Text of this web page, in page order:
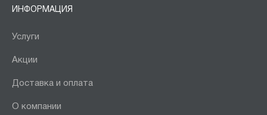
ИНФОРМАЦИЯ
Услуги
Акции
Доставка и оплата
О компании